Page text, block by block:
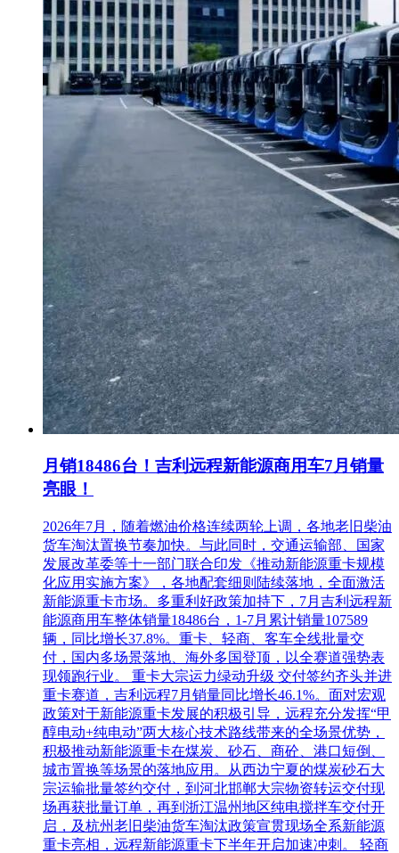
月销18486台！吉利远程新能源商用车7月销量
亮眼！
2026年7月，随着燃油价格连续两轮上调，各地老旧柴油
货车淘汰置换节奏加快。与此同时，交通运输部、国家
发展改革委等十一部门联合印发《推动新能源重卡规模
化应用实施方案》，各地配套细则陆续落地，全面激活
新能源重卡市场。多重利好政策加持下，7月吉利远程新
能源商用车整体销量18486台，1-7月累计销量107589
辆，同比增长37.8%。重卡、轻商、客车全线批量交
付，国内多场景落地、海外多国登顶，以全赛道强势表
现领跑行业。 重卡大宗运力绿动升级 交付签约齐头并进
重卡赛道，吉利远程7月销量同比增长46.1%。面对宏观
政策对于新能源重卡发展的积极引导，远程充分发挥“甲
醇电动+纯电动”两大核心技术路线带来的全场景优势，
积极推动新能源重卡在煤炭、砂石、商砼、港口短倒、
城市置换等场景的落地应用。从西边宁夏的煤炭砂石大
宗运输批量签约交付，到河北邯郸大宗物资转运交付现
场再获批量订单，再到浙江温州地区纯电搅拌车交付开
启，及杭州老旧柴油货车淘汰政策宣贯现场全系新能源
重卡亮相，远程新能源重卡下半年开启加速冲刺。 轻商